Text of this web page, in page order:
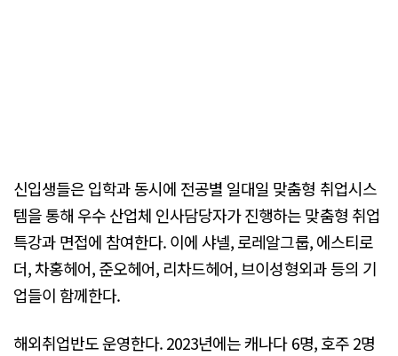
신입생들은 입학과 동시에 전공별 일대일 맞춤형 취업시스
템을 통해 우수 산업체 인사담당자가 진행하는 맞춤형 취업
특강과 면접에 참여한다. 이에 샤넬, 로레알그룹, 에스티로
더, 차홍헤어, 준오헤어, 리차드헤어, 브이성형외과 등의 기
업들이 함께한다.
해외취업반도 운영한다. 2023년에는 캐나다 6명, 호주 2명